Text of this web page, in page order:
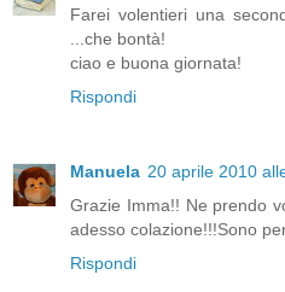
Farei volentieri una
...che bontà!
ciao e buona giornata!
Rispondi
Manuela 20 aprile 2010
Grazie Imma!! Ne prendo
adesso colazione!!!Sono
Rispondi